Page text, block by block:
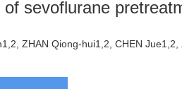
of sevoflurane
ZHAN Qiong-hui1,2, CHEN